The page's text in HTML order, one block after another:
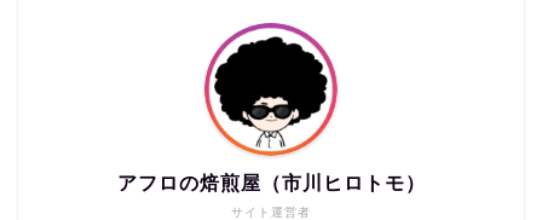
サイト運営者
アフロの焙煎屋（市川ヒロトモ）